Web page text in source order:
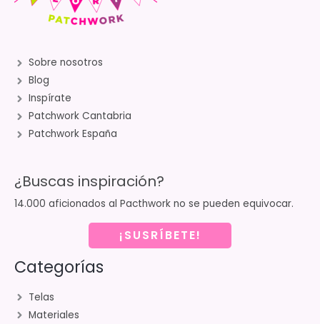
Sobre nosotros
Blog
Inspírate
Patchwork Cantabria
Patchwork España
¿Buscas inspiración?
14.000 aficionados al Pacthwork no se pueden equivocar.
¡SUSRÍBETE!
Categorías
Telas
Materiales